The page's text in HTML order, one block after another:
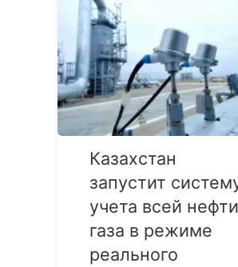
Казахстан
запустит
учета всей
газа в режиме
реального